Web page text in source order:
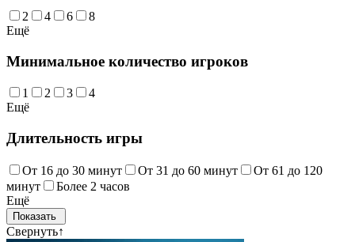
2 4 6
8
Ещё
Минимальное количество игроков
1 2 3
4
Ещё
Длительность игры
От 16 до 30 минут От 31 до 60 минут
От 61 до 120
минут
Более 2 часов
Ещё
Свернуть↑